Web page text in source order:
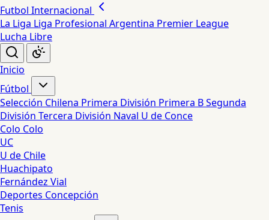
Futbol Internacional
La Liga Liga Profesional Argentina Premier League
Lucha Libre
Inicio
Fútbol
Selección Chilena Primera División Primera BSegunda
División Tercera División Naval U de Conce
Colo Colo
UC
U de Chile
Huachipato
Fernández Vial
Deportes Concepción
Tenis